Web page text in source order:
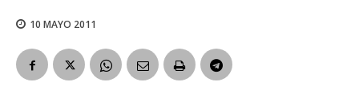
10 MAYO 2011